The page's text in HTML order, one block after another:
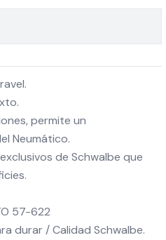
permite un
Neumático.
de Schwalbe que
57-622
durar / Calidad Schwalbe.